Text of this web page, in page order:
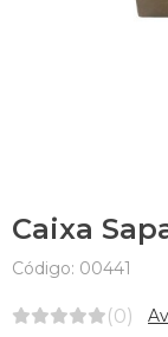
Caixa
Código: 00441
(0)